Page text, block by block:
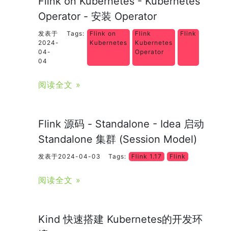
Operator - 安装 Operator
发表于
2024-
04-
04
Tags:
Flink on
Kubernetes
Flink
Kubernetes
Operator
Flink
阅读全文 »
Flink 源码 - Standalone - Idea 启动
Standalone 集群 (Session Model)
发表于2024-04-03 Tags: Flink 1.17 Flink
阅读全文 »
Kind 快速搭建 Kubernetes的开发环